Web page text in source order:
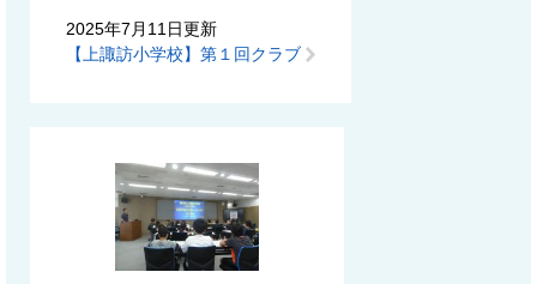
2025年7月11日更新
【上諏訪小学校】第１回クラブ